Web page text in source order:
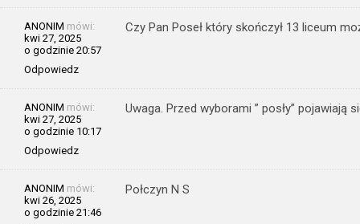
ANONIM mówi:
kwi 27, 2025
o godzinie 20:57
Odpowiedz
Czy Pan Poseł który skończył 13 liceum
ANONIM mówi:
kwi 27, 2025
o godzinie 10:17
Odpowiedz
Uwaga. Przed wyborami ” posły” pojawiają
ANONIM mówi:
kwi 26, 2025
o godzinie 21:46
Połczyn N S